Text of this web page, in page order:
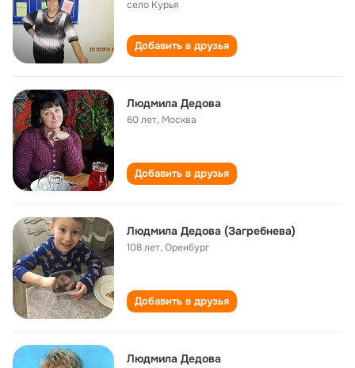
село Курья
Добавить в друзья
Людмила Дедова
60 лет, Москва
Добавить в друзья
Людмила Дедова (Загребнева)
108 лет,Оренбург
Добавить в друзья
Людмила Дедова